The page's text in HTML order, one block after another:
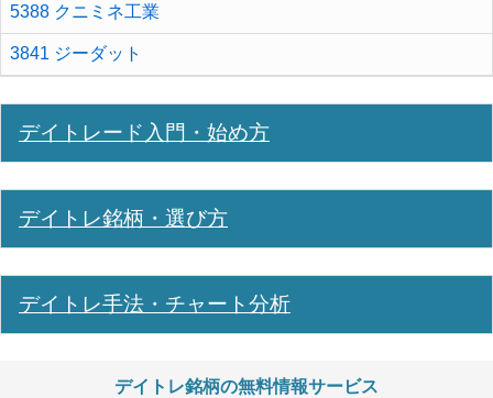
5388 クニミネ工業
3841 ジーダット
デイトレード入門・始め方
デイトレ銘柄・選び方
デイトレ手法・チャート分析
デイトレ銘柄の無料情報サービス